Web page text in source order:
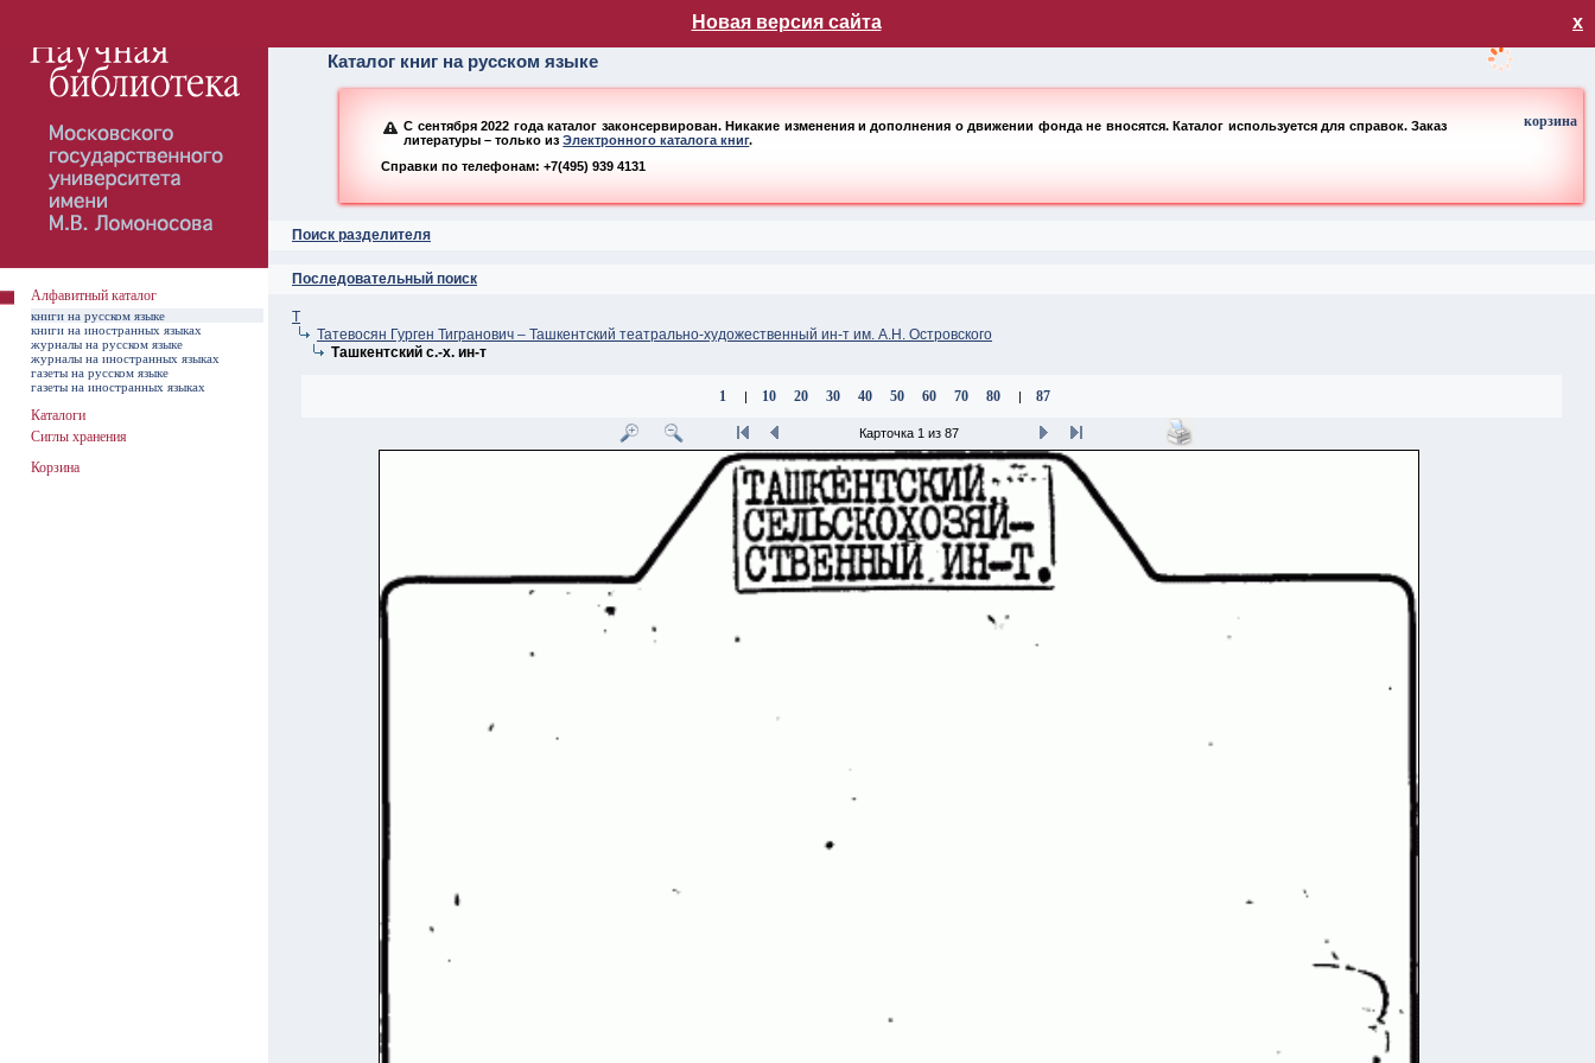
Новая версия сайта х
Каталог книг на русском языке
С сентября 2022 года каталог законсервирован. Никакие изменения и дополнения о движении фонда не вносятся. Каталог используется для справок. Заказ
литературы – только изЭлектронного каталога книг.
Справки по телефонам: +7(495) 939 4131
Поиск разделителя
Последовательный поиск
корзина
Т
Татевосян Гурген Тигранович – Ташкентский театрально-художественный ин-т им. А.Н. Островского
Ташкентский с.-х. ин-т
1 | 10 20 30 40 50 60 70 80 | 87
Карточка 1 из 87
Алфавитный каталог
книги на русском языке
книги на иностранных языках
журналы на русском языке
журналы на иностранных языках
газеты на русском языке
газеты на иностранных языках
Каталоги
Сиглы хранения
Корзина